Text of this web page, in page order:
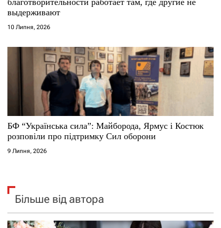
выдерживают
10 Липня, 2026
БФ “Українська сила”: Майборода, Ярмус і Костюк
розповіли про підтримку Сил оборони
9 Липня, 2026
Більше від автора